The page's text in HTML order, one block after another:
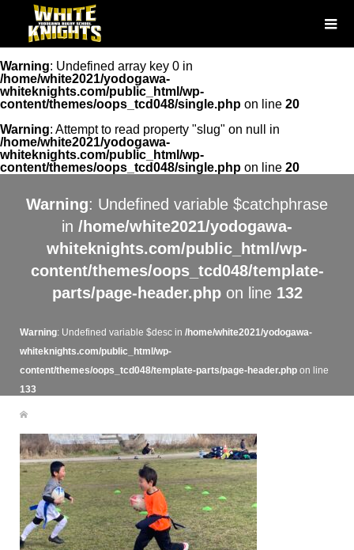
Warning: Undefined array key 0 in
/home/white2021/yodogawa-
whiteknights.com/public_html/wp-
content/themes/oops_tcd048/single.php on line 20
Warning: Attempt to read property "slug" on null in
/home/white2021/yodogawa-
whiteknights.com/public_html/wp-
content/themes/oops_tcd048/single.php on line 20
Warning: Undefined variable $catchphrase
in /home/white2021/yodogawa-
whiteknights.com/public_html/wp-
content/themes/oops_tcd048/template-
parts/page-header.phpon line 132
Warning: Undefined variable $desc in /home/white2021/yodogawa-
whiteknights.com/public_html/wp-
content/themes/oops_tcd048/template-parts/page-header.phpon line
133